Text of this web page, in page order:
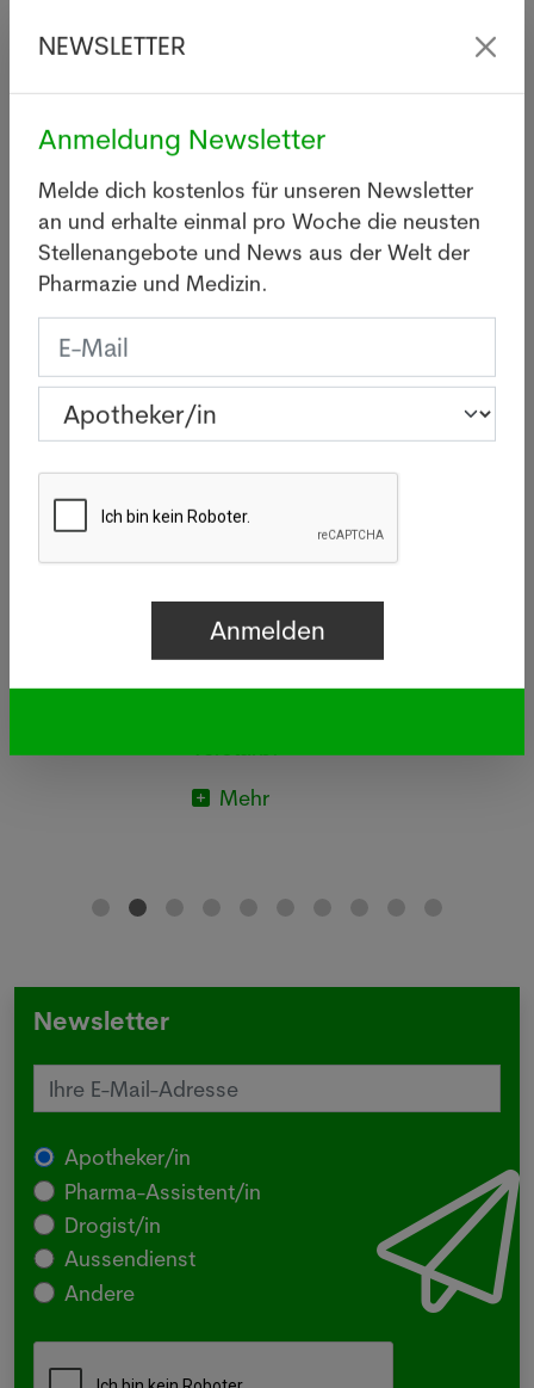
Gesucht
Apothekerin in Diessenhofen
Apotheker/in in Zürich
Letzte News
Legionellen: Wie gefährlich
BASEL - Infolge eines
Legionellenausbruchs im Raum
Basel sind innert zwei Wochen 26
Mehr
Newsletter
Apotheker/in
Pharma-Assistent/in
Drogist/in
Aussendienst
Andere
NEWSLETTER
Anmeldung Newsletter
Melde dich kostenlos für unseren Newsletter
an und erhalte einmal pro Woche die neusten
Stellenangebote und News aus der Welt der
Pharmazie und Medizin.